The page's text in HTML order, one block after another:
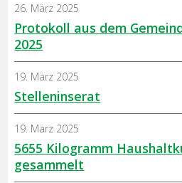
Protokoll aus dem
2025
26. März 2025
Stelleninserat
19. März 2025
5655 Kilogramm
gesammelt
19. März 2025